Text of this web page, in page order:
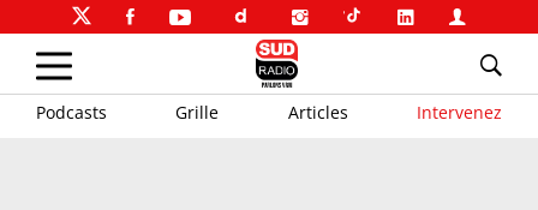
Podcasts Grille Articles Intervenez